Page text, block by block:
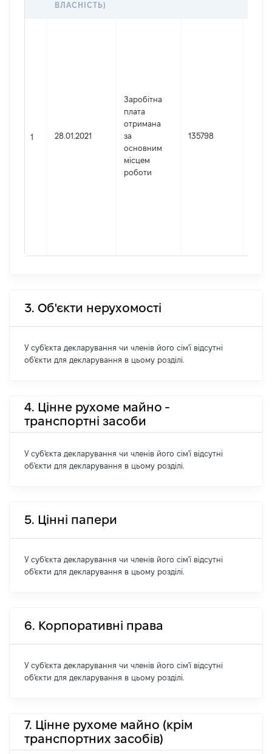
ВЛАСНІСТЬ)
1 28.01.2021
Заробітна
плата
отримана
за
основним
місцем
роботи
135798
3. Об'єкти нерухомості
У суб'єкта декларування чи членів його сім'ї відсутні
об'єкти для декларування в цьому розділі.
4. Цінне рухоме майно -
транспортні засоби
У суб'єкта декларування чи членів його сім'ї відсутні
об'єкти для декларування в цьому розділі.
5. Цінні папери
У суб'єкта декларування чи членів його сім'ї відсутні
об'єкти для декларування в цьому розділі.
6. Корпоративні права
У суб'єкта декларування чи членів його сім'ї відсутні
об'єкти для декларування в цьому розділі.
7. Цінне рухоме майно (крім
транспортних засобів)